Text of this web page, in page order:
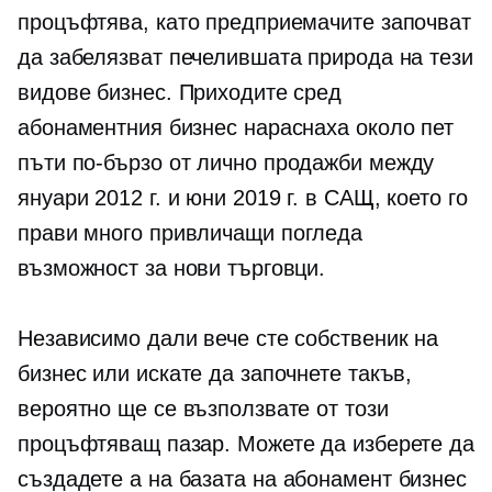
процъфтява, като предприемачите започват
да забелязват печелившата природа на тези
видове бизнес. Приходите сред
абонаментния бизнес нараснаха около пет
пъти по-бързо отличнопродажби между
януари 2012 г. и юни 2019 г. в САЩ, което го
прави много привличащи погледа
възможност за нови търговци.
Независимо дали вече сте собственик на
бизнес или искате да започнете такъв,
вероятно ще се възползвате от този
процъфтяващ пазар. Можете да изберете да
създадете a на базата на абонаментбизнес